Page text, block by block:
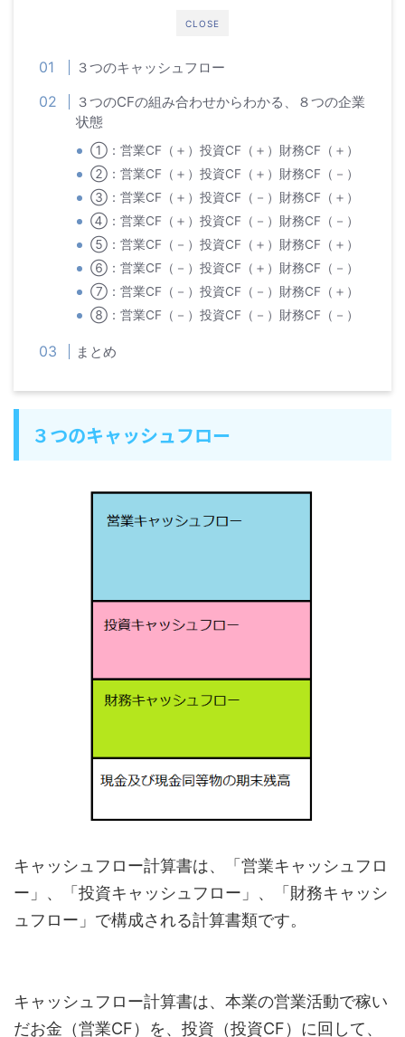
CLOSE
３つのキャッシュフロー
３つのCFの組み合わせからわかる、８つの企業
状態
①：営業CF（＋）投資CF（＋）財務CF（＋）
②：営業CF（＋）投資CF（＋）財務CF（－）
③：営業CF（＋）投資CF（－）財務CF（＋）
④：営業CF（＋）投資CF（－）財務CF（－）
⑤：営業CF（－）投資CF（＋）財務CF（＋）
⑥：営業CF（－）投資CF（＋）財務CF（－）
⑦：営業CF（－）投資CF（－）財務CF（＋）
⑧：営業CF（－）投資CF（－）財務CF（－）
まとめ
３つのキャッシュフロー
キャッシュフロー計算書は、「営業キャッシュフロ
ー」、「投資キャッシュフロー」、「財務キャッシ
ュフロー」で構成される計算書類です。
キャッシュフロー計算書は、本業の営業活動で稼い
だお金（営業CF）を、投資（投資CF）に回して、